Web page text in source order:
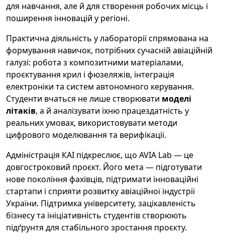
для навчання, але й для створення робочих місць і
поширення інновацій у регіоні.
Практична діяльність у лабораторії спрямована на
формування навичок, потрібних сучасній авіаційній
галузі: робота з композитними матеріалами,
проєктування крил і фюзеляжів, інтеграція
електроніки та систем автономного керування.
Студенти вчаться не лише створювати моделі
літаків, а й аналізувати їхню працездатність у
реальних умовах, використовувати методи
цифрового моделювання та верифікації.
Адміністрація КАІ підкреслює, що AVIA Lab — це
довгостроковий проєкт. Його мета — підготувати
нове покоління фахівців, підтримати інноваційні
стартапи і сприяти розвитку авіаційної індустрії
України. Підтримка університету, зацікавленість
бізнесу та ініціативність студентів створюють
підґрунтя для стабільного зростання проєкту.